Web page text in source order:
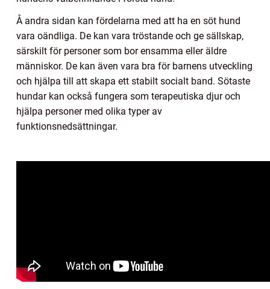
Å andra sidan kan fördelarna med att ha en söt hund
vara oändliga. De kan vara tröstande och ge sällskap,
särskilt för personer som bor ensamma eller äldre
människor. De kan även vara bra för barnens utveckling
och hjälpa till att skapa ett stabilt socialt band. Sötaste
hundar kan också fungera som terapeutiska djur och
hjälpa personer med olika typer av
funktionsnedsättningar.